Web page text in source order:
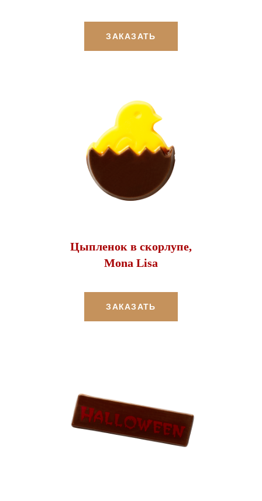
ЗАКАЗАТЬ
Цыпленок в скорлупе,
Mona Lisa
ЗАКАЗАТЬ